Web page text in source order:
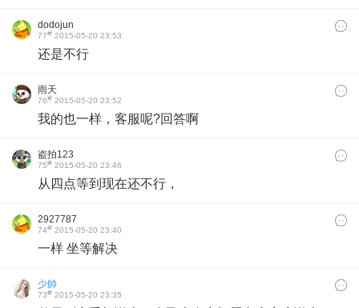
dodojun
77# 2015-05-20 23:53
还是不行
雨天
76# 2015-05-20 23:52
我的也一样，客服呢?回答啊
盗拍123
75# 2015-05-20 23:46
从四点等到现在还不行，
2927787
74# 2015-05-20 23:40
一样 坐等解决
少帥
73# 2015-05-20 23:35